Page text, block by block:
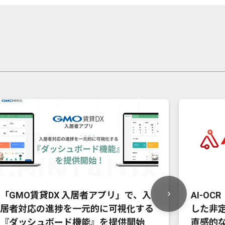
「GMO賃貸DX 入居者アプリ」で、入
居者対応の進捗を一元的に可視化する
『ダッシュボード機能』を提供開始
AI-OCR
した非
直感的